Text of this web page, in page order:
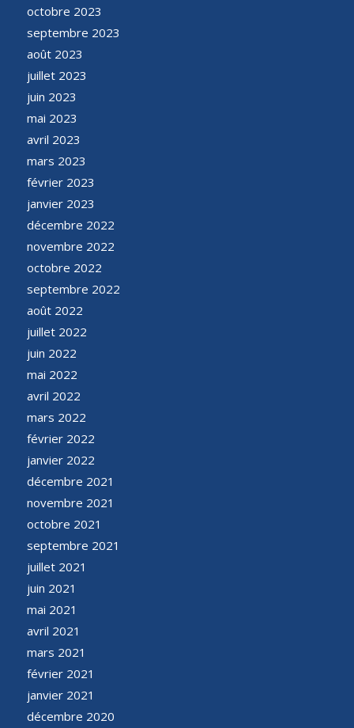
octobre 2023
septembre 2023
août 2023
juillet 2023
juin 2023
mai 2023
avril 2023
mars 2023
février 2023
janvier 2023
décembre 2022
novembre 2022
octobre 2022
septembre 2022
août 2022
juillet 2022
juin 2022
mai 2022
avril 2022
mars 2022
février 2022
janvier 2022
décembre 2021
novembre 2021
octobre 2021
septembre 2021
juillet 2021
juin 2021
mai 2021
avril 2021
mars 2021
février 2021
janvier 2021
décembre 2020